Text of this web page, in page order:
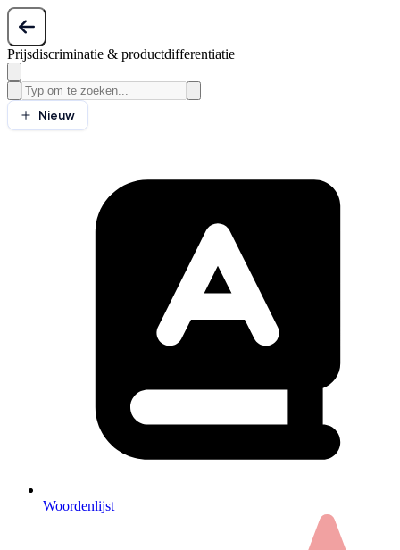
Prijsdiscriminatie & productdifferentiatie
Nieuw
Woordenlijst